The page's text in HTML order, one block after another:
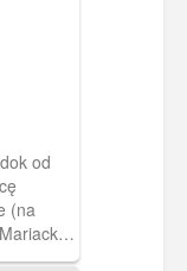
od
(na